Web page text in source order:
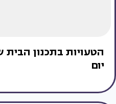
הטעויות בתכנון
יום